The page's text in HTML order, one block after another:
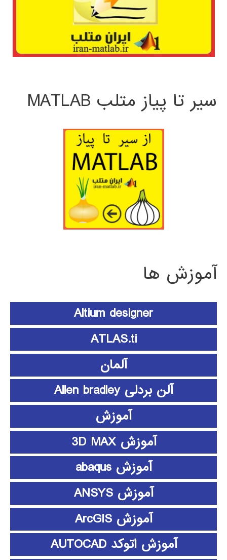
سیر تا پیاز متلب MATLAB
آموزش ها
Altium designer
ATLAS.ti
آلمان
آلن بردلی Allen bradley
آموزش
آموزش 3D MAX
آموزش abaqus
آموزش ANSYS
آموزش ArcGIS
آموزش اتوکد AUTOCAD